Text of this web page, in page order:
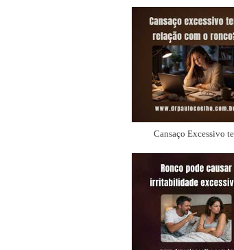
Cansaço Excessivo